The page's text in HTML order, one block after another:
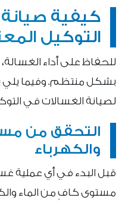
كيفية
التوكيل
للحفاظ على أداء
بشكل منتظم. وفيما
لصيانة الغسالات في
التحقق من
والكهرباء
قبل البدء في أي عملية
مستوى كافٍ من الماء